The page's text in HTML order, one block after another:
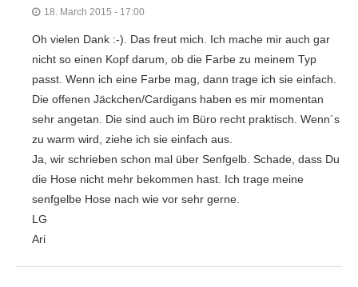
18. March 2015 - 17:00
Oh vielen Dank :-). Das freut mich. Ich mache mir auch gar
nicht so einen Kopf darum, ob die Farbe zu meinem Typ
passt. Wenn ich eine Farbe mag, dann trage ich sie einfach.
Die offenen Jäckchen/Cardigans haben es mir momentan
sehr angetan. Die sind auch im Büro recht praktisch. Wenn´s
zu warm wird, ziehe ich sie einfach aus.
Ja, wir schrieben schon mal über Senfgelb. Schade, dass Du
die Hose nicht mehr bekommen hast. Ich trage meine
senfgelbe Hose nach wie vor sehr gerne.
LG
Ari